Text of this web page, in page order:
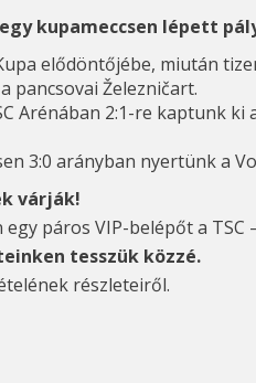
kupameccsen lépett
elődöntőjébe, miután
pancsovai Železničart.
Arénában 2:1-re kaptunk
3:0 arányban nyertünk a
várják!
páros VIP-belépőt a TSC
tesszük közzé.
részleteiről.